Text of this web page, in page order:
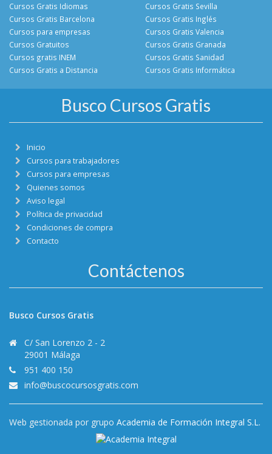
Cursos Gratis Idiomas
Cursos Gratis Barcelona
Cursos Gratis Sevilla
Cursos Gratis Inglés
Cursos para empresas
Cursos Gratuitos
Cursos gratis INEM
Cursos Gratis a Distancia
Cursos Gratis Valencia
Cursos Gratis Granada
Cursos Gratis Sanidad
Cursos Gratis Informática
Busco Cursos Gratis
Inicio
Cursos para trabajadores
Cursos para empresas
Quienes somos
Aviso legal
Política de privacidad
Condiciones de compra
Contacto
Contáctenos
Busco Cursos Gratis
C/ San Lorenzo 2 - 2
29001 Málaga
951 400 150
info@buscocursosgratis.com
Web gestionada por grupo Academia de Formación Integral S.L.